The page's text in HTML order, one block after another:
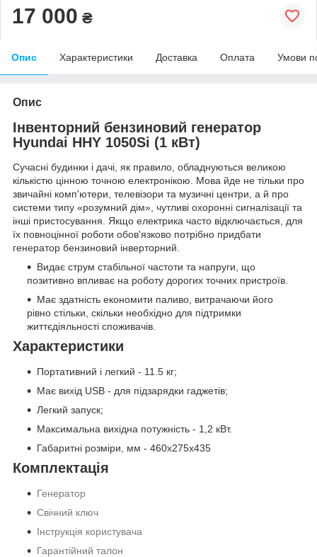
17 000 ₴
Опис Характеристики Доставка Оплата Умови
Опис
Інвенторний бензиновий генератор
Hyundai HHY 1050Si (1 кВт)
Сучасні будинки і дачі, як правило, обладнуються великою
кількістю цінною точною електронікою. Мова йде не тільки про
звичайні комп'ютери, телевізори та музичні центри, а й про
системи типу «розумний дім», чутливі охоронні сигналізації та
інші пристосування. Якщо електрика часто відключається, для
їх повноцінної роботи обов'язково потрібно придбати
генератор бензиновий інверторний.
Видає струм стабільної частоти та напруги, що
позитивно впливає на роботу дорогих точних пристроїв.
Має здатність економити паливо, витрачаючи його
рівно стільки, скільки необхідно для підтримки
життєдіяльності споживачів.
Характеристики
Портативний і легкий - 11.5 кг;
Має вихід USB - для підзарядки гаджетів;
Легкий запуск;
Максимальна вихідна потужність - 1,2 кВт.
Габаритні розміри, мм - 460x275x435
Комплектація
Генератор
Свічний ключ
Інструкція користувача
Гарантійний талон